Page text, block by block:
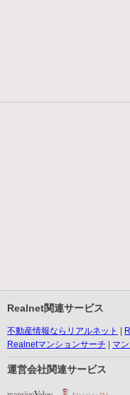
Realnet関連サービス
不動産情報ならリアルネット
Realnetマンションサーチ
マ
運営会社関連サービス